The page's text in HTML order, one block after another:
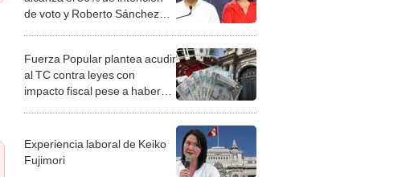
de voto y Roberto Sánchez
Fuerza Popular plantea acudir
al TC contra leyes con
impacto fiscal pese a haber
Experiencia laboral de Keiko
Fujimori